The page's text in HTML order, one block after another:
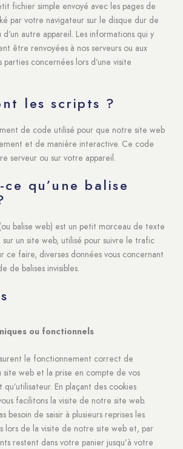
fichier simple envoyé avec les pages de
par votre navigateur sur le disque dur de
autre appareil. Les informations qui y
être renvoyées à nos serveurs ou aux
concernées lors d’une visite
les scripts ?
de code utilisé pour que notre site web
et de manière interactive. Ce code
serveur ou sur votre appareil.
qu’une balise
balise web) est un petit morceau de texte
sur un site web, utilisé pour suivre le trafic
ce faire, diverses données vous concernant
de balises invisibles.
ou fonctionnels
le fonctionnement correct de
site web et la prise en compte de vos
En plaçant des cookies
facilitons la visite de notre site web.
besoin de saisir à plusieurs reprises les
lors de la visite de notre site web et, par
restent dans votre panier jusqu’à votre